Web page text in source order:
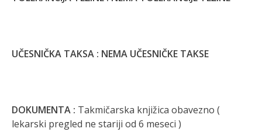
UČESNIČKA TAKSA : NEMA UČESNIČKE TAKSE
DOKUMENTA : Takmičarska knjižica obavezno (
lekarski pregled ne stariji od 6 meseci )